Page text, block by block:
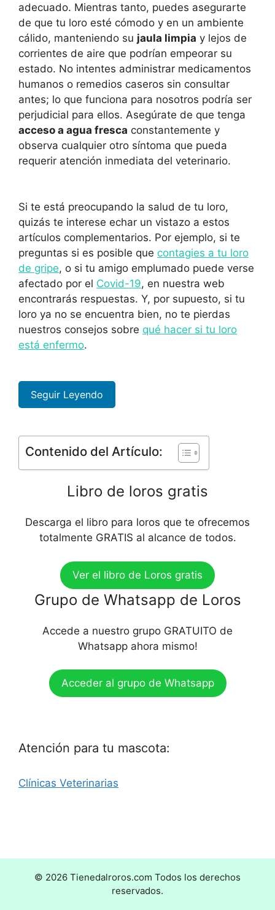
adecuado. Mientras tanto, puedes asegurarte
de que tu loro esté cómodo y en un ambiente
cálido, manteniendo su jaula limpia y lejos de
corrientes de aire que podrían empeorar su
estado. No intentes administrar medicamentos
humanos o remedios caseros sin consultar
antes; lo que funciona para nosotros podría ser
perjudicial para ellos. Asegúrate de que tenga
acceso a agua fresca constantemente y
observa cualquier otro síntoma que pueda
requerir atención inmediata del veterinario.
Si te está preocupando la salud de tu loro,
quizás te interese echar un vistazo a estos
artículos complementarios. Por ejemplo, si te
preguntas si es posible que contagies a tu loro
de gripe, o si tu amigo emplumado puede verse
afectado por el Covid-19, en nuestra web
encontrarás respuestas. Y, por supuesto, si tu
loro ya no se encuentra bien, no te pierdas
nuestros consejos sobre qué hacer si tu loro
está enfermo.
Seguir Leyendo
Contenido del Artículo:
Libro de loros gratis
Descarga el libro para loros que te ofrecemos
totalmente GRATIS al alcance de todos.
Ver el libro de Loros gratis
Grupo de Whatsapp de Loros
Accede a nuestro grupo GRATUITO de
Whatsapp ahora mismo!
Acceder al grupo de Whatsapp
Atención para tu mascota:
Clínicas Veterinarias
© 2026 Tienedalroros.com Todos los derechos
reservados.